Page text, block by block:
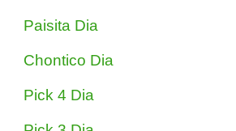
Paisita Dia
Chontico Dia
Pick 4 Dia